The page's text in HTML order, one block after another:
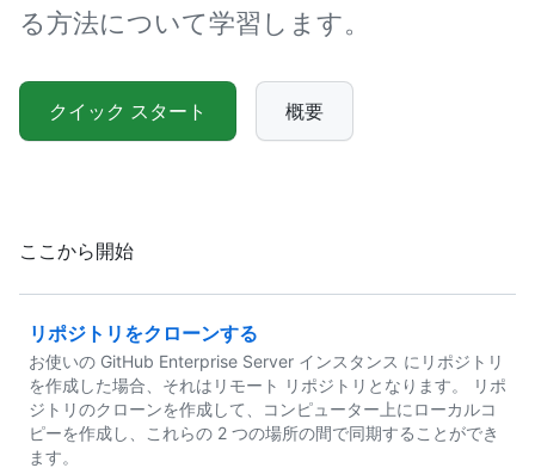
る方法について学習します。
クイック スタート 概要
ここから開始
リポジトリをクローンする
お使いの GitHub Enterprise Server インスタンス にリポジトリ
を作成した場合、それはリモート リポジトリとなります。 リポ
ジトリのクローンを作成して、コンピューター上にローカルコ
ピーを作成し、これらの 2 つの場所の間で同期することができ
ます。